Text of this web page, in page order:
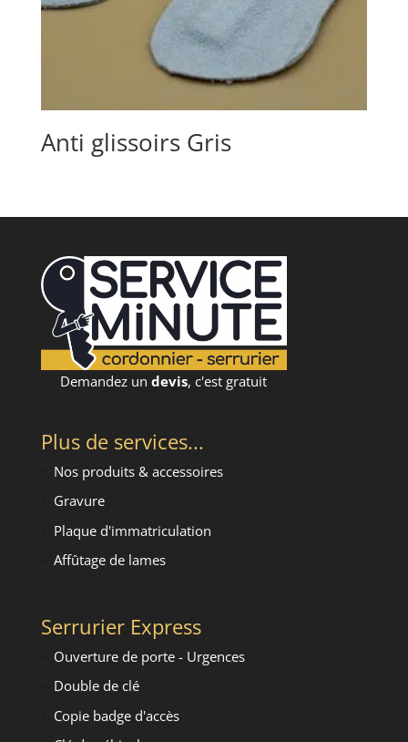
Anti glissoirs Gris
Demandez undevis, c'est gratuit
Plus de services...
Nos produits & accessoires
Gravure
Plaque d'immatriculation
Affûtage de lames
Serrurier Express
Ouverture de porte - Urgences
Double de clé
Copie badge d'accès